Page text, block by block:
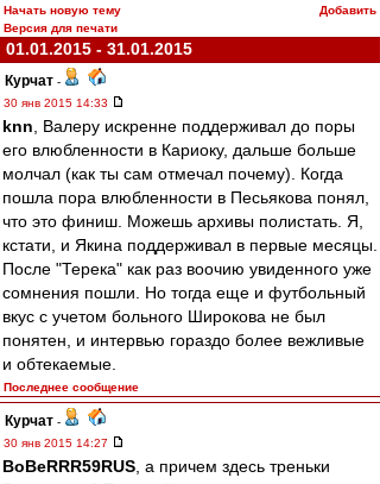
Начать новую тему
Добавить
Версия для печати
01.01.2015 - 31.01.2015
Курчат -
30 янв 2015 14:33
knn , Валеру искренне поддерживал до поры
его влюбленности в Кариоку, дальше больше
молчал (как ты сам отмечал почему). Когда
пошла пора влюбленности в Песьякова понял,
что это финиш. Можешь архивы полистать. Я,
кстати, и Якина поддерживал в первые месяцы.
После "Терека" как раз воочию увиденного уже
сомнения пошли. Но тогда еще и футбольный
вкус с учетом больного Широкова не был
понятен, и интервью гораздо более вежливые
и обтекаемые.
Последнее сообщение
Курчат -
30 янв 2015 14:27
BoBeRRR59RUS , а причем здесь треньки